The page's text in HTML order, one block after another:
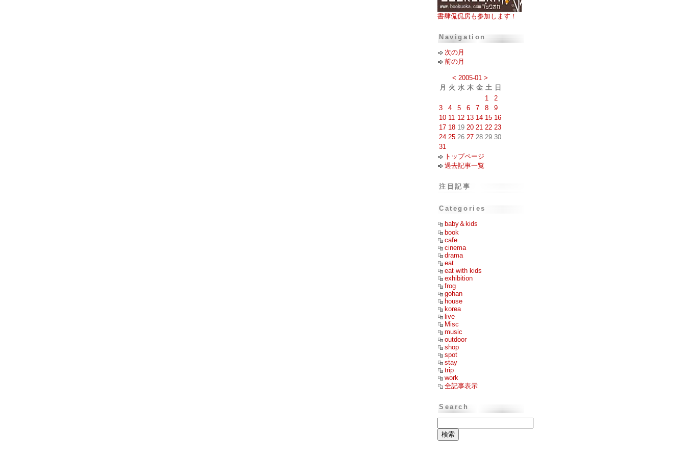
書肆侃侃房も参加します！
Navigation
次の月
前の月
< 2005-01 >
月
火 水 木 金 土 日
1
2
3
4 5 6 7 8
9
10 11 12 13 14 15 16
17 18 19 20 21 22 23
24 25 26 27 28 29 30
31
トップページ
過去記事一覧
注目記事
Categories
baby＆kids
book
cafe
cinema
drama
eat
eat with kids
exhibition
frog
gohan
house
korea
live
Misc
music
outdoor
shop
spot
stay
trip
work
全記事表示
Search